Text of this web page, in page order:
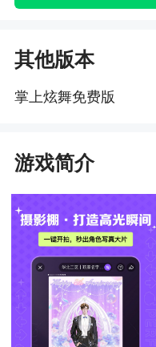
其他版本
掌上炫舞免费版
游戏简介